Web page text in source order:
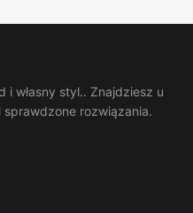
i własny styl.. Znajdziesz u
rozwiązania.